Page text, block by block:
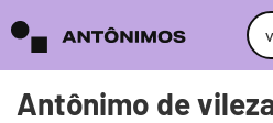
Antônimo de